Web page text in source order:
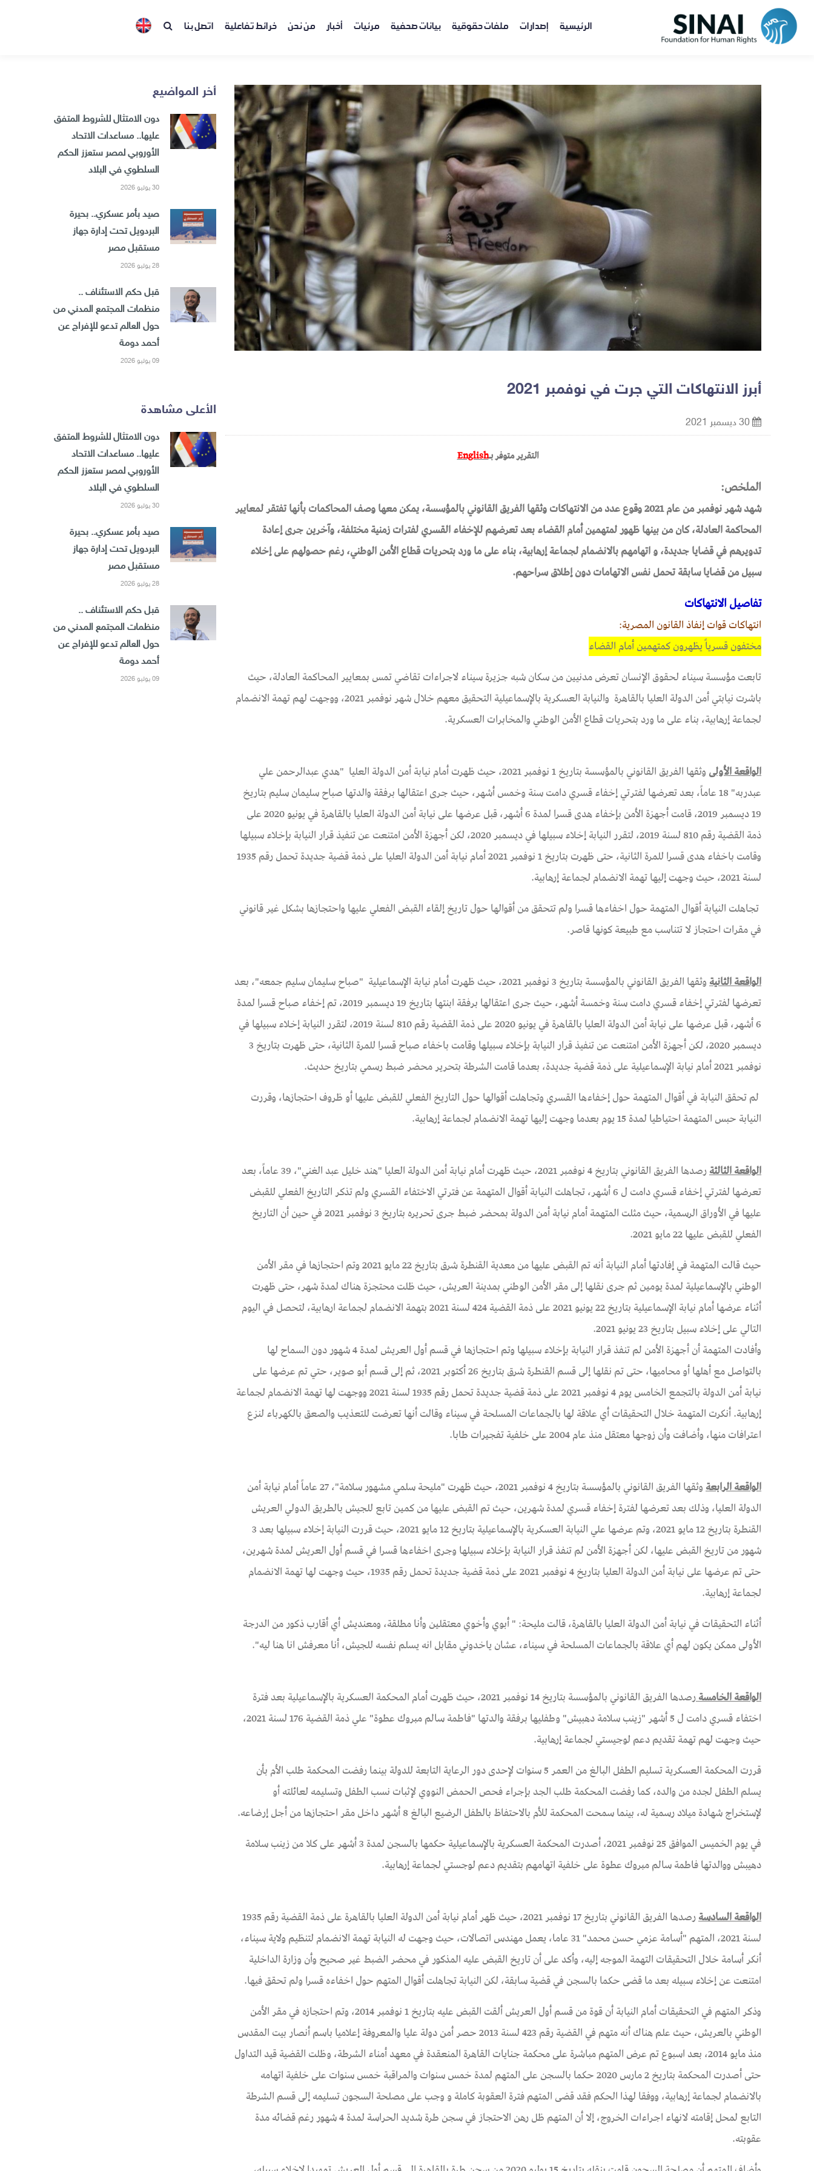
الرئيسية إصدارات ملفات حقوقية بيانات صحفية مرئيات أخبار من نحن خرائط تفاعلية اتصل بنا
أبرز الانتهاكات التي جرت في نوفمبر 2021
التقرير متوفر بـEnglish
الملخص:
شهد شهر نوفمبر من عام 2021 وقوع عدد من الانتهاكات وثقها الفريق القانوني بالمؤسسة، يمكن معها وصف المحاكمات بأنها تفتقر لمعايير
المحاكمة العادلة، كان من بينها ظهور لمتهمين أمام القضاء بعد تعرضهم للإخفاء القسري لفترات زمنية مختلفة، وآخرين جرى إعادة
تدويرهم في قضايا جديدة، و اتهامهم بالانضمام لجماعة إرهابية، بناء على ما ورد بتحريات قطاع الأمن الوطني، رغم حصولهم على إخلاء
سبيل من قضايا سابقة تحمل نفس الاتهامات دون إطلاق سراحهم.
تفاصيل الانتهاكات
انتهاكات قوات إنفاذ القانون المصرية:
​​​​​​​مختفون قسرياً يظهرون كمتهمين أمام القضاء
تابعت مؤسسة سيناء لحقوق الإنسان تعرض مدنيين من سكان شبه جزيرة سيناء لاجراءات تقاضي تمس بمعايير المحاكمة العادلة، حيث
باشرت نيابتي أمن الدولة العليا بالقاهرة والنيابة العسكرية بالإسماعيلية التحقيق معهم خلال شهر نوفمبر 2021، ووجهت لهم تهمة الانضمام
لجماعة إرهابية، بناء على ما ورد بتحريات قطاع الأمن الوطني والمخابرات العسكرية.
الواقعة الأولى
وثقها الفريق القانوني بالمؤسسة بتاريخ 1 نوفمبر 2021، حيث ظهرت أمام نيابة أمن الدولة العليا "هدي عبدالرحمن علي
عبدربه" 18 عاماً، بعد تعرضها لفترتي إخفاء قسري دامت سنة وخمس أشهر، حيث جرى اعتقالها برفقة والدتها صباح سليمان سليم بتاريخ
19 ديسمبر 2019، قامت أجهزة الأمن بإخفاء هدى قسرا لمدة 6 أشهر، قبل عرضها على نيابة أمن الدولة العليا بالقاهرة في يونيو 2020 على
ذمة القضية رقم 810 لسنة 2019، لتقرر النيابة إخلاء سبيلها في ديسمبر 2020، لكن أجهزة الأمن امتنعت عن تنفيذ قرار النيابة بإخلاء سبيلها
وقامت باخفاء هدى قسرا للمرة الثانية، حتى ظهرت بتاريخ 1 نوفمبر 2021 أمام نيابة أمن الدولة العليا على ذمة قضية جديدة تحمل رقم 1935
لسنة 2021، حيث وجهت إليها تهمة الانضمام لجماعة إرهابية.
تجاهلت النيابة أقوال المتهمة حول اخفاءها قسرا ولم تتحقق من أقوالها حول تاريخ إلقاء القبض الفعلي عليها واحتجازها بشكل غير قانوني
في مقرات احتجاز لا تتناسب مع طبيعة كونها قاصر.
الواقعة الثانية
وثقها الفريق القانوني بالمؤسسة بتاريخ 3 نوفمبر 2021، حيث ظهرت أمام نيابة الإسماعيلية "صباح سليمان سليم جمعه"، بعد
تعرضها لفترتي إخفاء قسري دامت سنة وخمسة أشهر، حيث جرى اعتقالها برفقة ابنتها بتاريخ 19 ديسمبر 2019، تم إخفاء صباح قسرا لمدة
6 أشهر، قبل عرضها على نيابة أمن الدولة العليا بالقاهرة في يونيو 2020 على ذمة القضية رقم 810 لسنة 2019، لتقرر النيابة إخلاء سبيلها في
ديسمبر 2020، لكن أجهزة الأمن امتنعت عن تنفيذ قرار النيابة بإخلاء سبيلها وقامت باخفاء صباح قسرا للمرة الثانية، حتى ظهرت بتاريخ 3
نوفمبر 2021 أمام نيابة الإسماعيلية على ذمة قضية جديدة، بعدما قامت الشرطة بتحرير محضر ضبط رسمي بتاريخ حديث.
لم تحقق النيابة في أقوال المتهمة حول إخفاءها القسري وتجاهلت أقوالها حول التاريخ الفعلي للقبض عليها أو ظروف احتجازها، وقررت
النيابة حبس المتهمة احتياطيا لمدة 15 يوم بعدما وجهت إليها تهمة الانضمام لجماعة إرهابية.
الواقعة الثالثة
رصدها الفريق القانوني بتاريخ 4 نوفمبر 2021، حيث ظهرت أمام نيابة أمن الدولة العليا "هند خليل عبد الغني"، 39 عاماً، بعد
تعرضها لفترتي إخفاء قسري دامت ل 6 أشهر، تجاهلت النيابة أقوال المتهمة عن فترتي الاختفاء القسري ولم تذكر التاريخ الفعلي للقبض
عليها في الأوراق الرسمية، حيث مثلت المتهمة أمام نيابة أمن الدولة بمحضر ضبط جرى تحريره بتاريخ 3 نوفمبر 2021 في حين أن التاريخ
الفعلي للقبض عليها 22 مايو 2021.
حيث قالت المتهمة في إفادتها أمام النيابة أنه تم القبض عليها من معدية القنطرة شرق بتاريخ 22 مايو 2021 وتم احتجازها في مقر الأمن
الوطني بالإسماعيلية لمدة يومين ثم جرى نقلها إلى مقر الأمن الوطني بمدينة العريش، حيث ظلت محتجزة هناك لمدة شهر، حتى ظهرت
أثناء عرضها أمام نيابة الإسماعيلية بتاريخ 22 يونيو 2021 على ذمة القضية 424 لسنة 2021 بتهمة الانضمام لجماعة ارهابية، لتحصل في اليوم
التالي على إخلاء سبيل بتاريخ 23 يونيو 2021.
وأفادت المتهمة أن أجهزة الأمن لم تنفذ قرار النيابة بإخلاء سبيلها وتم احتجازها في قسم أول العريش لمدة 4 شهور دون السماح لها
بالتواصل مع أهلها أو محاميها، حتى تم نقلها إلى قسم القنطرة شرق بتاريخ 26 أكتوبر 2021، ثم إلى قسم أبو صوير، حتي تم عرضها على
نيابة أمن الدولة بالتجمع الخامس يوم 4 نوفمبر 2021 على ذمة قضية جديدة تحمل رقم 1935 لسنة 2021 ووجهت لها تهمة الانضمام لجماعة
إرهابية. أنكرت المتهمة خلال التحقيقات أي علاقة لها بالجماعات المسلحة في سيناء وقالت أنها تعرضت للتعذيب والصعق بالكهرباء لنزع
اعترافات منها، وأضافت وأن زوجها معتقل منذ عام 2004 على خلفية تفجيرات طابا.
الواقعة الرابعة
وثقها الفريق القانوني بالمؤسسة بتاريخ 4 نوفمبر 2021، حيث ظهرت "مليحة سلمي مشهور سلامة"، 27 عاماً أمام نيابة أمن
الدولة العليا، وذلك بعد تعرضها لفترة إخفاء قسري لمدة شهرين، حيث تم القبض عليها من كمين تابع للجيش بالطريق الدولي العريش
القنطرة بتاريخ 12 مايو 2021، وتم عرضها علي النيابة العسكرية بالإسماعيلية بتاريخ 12 مايو 2021، حيث قررت النيابة إخلاء سبيلها بعد 3
شهور من تاريخ القبض عليها، لكن أجهزة الأمن لم تنفذ قرار النيابة بإخلاء سبيلها وجرى اخفاءها قسرا في قسم أول العريش لمدة شهرين،
حتى تم عرضها على نيابة أمن الدولة العليا بتاريخ 4 نوفمبر 2021 على ذمة قضية جديدة تحمل رقم 1935، حيث وجهت لها تهمة الانضمام
لجماعة إرهابية.
أثناء التحقيقات في نيابة أمن الدولة العليا بالقاهرة، قالت مليحة: " أبوي وأخوي معتقلين وأنا مطلقة، ومعنديش أي أقارب ذكور من الدرجة
الأولى ممكن يكون لهم أي علاقة بالجماعات المسلحة في سيناء، عشان ياخدوني مقابل انه يسلم نفسه للجيش، أنا معرفش انا هنا ليه".
الواقعة الخامسة
رصدها الفريق القانوني بالمؤسسة بتاريخ 14 نوفمبر 2021، حيث ظهرت أمام المحكمة العسكرية بالإسماعيلية بعد فترة
اختفاء قسري دامت ل 5 أشهر "زينب سلامة دهبيش" وطفليها برفقة والدتها "فاطمة سالم مبروك عطوة" علي ذمة القضية 176 لسنة 2021،
حيث وجهت لهم تهمة تقديم دعم لوجيستي لجماعة إرهابية.
قررت المحكمة العسكرية تسليم الطفل البالغ من العمر 5 سنوات لإحدى دور الرعاية التابعة للدولة بينما رفضت المحكمة طلب الأم بأن
يسلم الطفل لجده من والده، كما رفضت المحكمة طلب الجد بإجراء فحص الحمض النووي لإثبات نسب الطفل وتسليمه لعائلته أو
لإستخراج شهادة ميلاد رسمية له، بينما سمحت المحكمة للأم بالاحتفاظ بالطفل الرضيع البالغ 8 أشهر داخل مقر احتجازها من أجل إرضاعه.
في يوم الخميس الموافق 25 نوفمبر 2021، أصدرت المحكمة العسكرية بالإسماعيلية حكمها بالسجن لمدة 3 أشهر على كلا من زينب سلامة
دهيبش ووالدتها فاطمة سالم مبروك عطوة على خلفية اتهامهم بتقديم دعم لوجستي لجماعة إرهابية.
الواقعة السادسة
رصدها الفريق القانوني بتاريخ 17 نوفمبر 2021، حيث ظهر أمام نيابة أمن الدولة العليا بالقاهرة على ذمة القضية رقم 1935
لسنة 2021، المتهم "أسامة عزمي حسن محمد" 31 عاما، يعمل مهندس اتصالات، حيث وجهت له النيابة تهمة الانضمام لتنظيم ولاية سيناء،
أنكر أسامة خلال التحقيقات التهمة الموجه إليه، وأكد على أن تاريخ القبض عليه المذكور في محضر الضبط غير صحيح وأن وزارة الداخلية
امتنعت عن إخلاء سبيله بعد ما قضى حكما بالسجن في قضية سابقة، لكن النيابة تجاهلت أقوال المتهم حول اخفاءه قسرا ولم تحقق فيها.
وذكر المتهم في التحقيقات أمام النيابة أن قوة من قسم أول العريش ألقت القبض عليه بتاريخ 1 نوفمبر 2014، وتم احتجازه في مقر الأمن
الوطني بالعريش، حيث علم هناك أنه متهم في القضية رقم 423 لسنة 2013 حصر أمن دولة عليا والمعروفة إعلاميا باسم أنصار بيت المقدس
منذ مايو 2014، بعد اسبوع تم عرض المتهم مباشرة على محكمة جنايات القاهرة المنعقدة في معهد أمناء الشرطة، وظلت القضية قيد التداول
حتى أصدرت المحكمة بتاريخ 2 مارس 2020 حكما بالسجن على المتهم لمدة خمس سنوات والمراقبة خمس سنوات على خلفية اتهامه
بالانضمام لجماعة إرهابية، ووفقا لهذا الحكم فقد قضى المتهم فترة العقوبة كاملة و وجب على مصلحة السجون تسليمه إلى قسم الشرطة
التابع لمحل إقامته لانهاء اجراءات الخروج، إلا أن المتهم ظل رهن الاحتجاز في سجن طرة شديد الحراسة لمدة 4 شهور رغم قضائه مدة
عقوبته.
أخر المواضيع
دون الامتثال للشروط المتفق
عليها.. مساعدات الاتحاد
الأوروبي لمصر ستعزز الحكم
السلطوي في البلاد
30 يوليو 2026
صيد بأمر عسكري.. بحيرة
البردويل تحت إدارة جهاز
مستقبل مصر
28 يوليو 2026
قبل حكم الاستئناف ..
منظمات المجتمع المدني من
حول العالم تدعو للإفراج عن
أحمد دومة
09 يوليو 2026
الأعلى مشاهدة
دون الامتثال للشروط المتفق
عليها.. مساعدات الاتحاد
الأوروبي لمصر ستعزز الحكم
السلطوي في البلاد
30 يوليو 2026
صيد بأمر عسكري.. بحيرة
البردويل تحت إدارة جهاز
مستقبل مصر
28 يوليو 2026
قبل حكم الاستئناف ..
منظمات المجتمع المدني من
حول العالم تدعو للإفراج عن
أحمد دومة
09 يوليو 2026